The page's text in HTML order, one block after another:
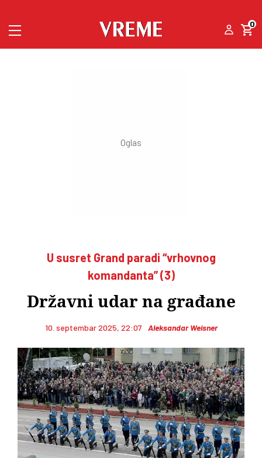
0
U susret Grand paradi “vrhovnog
komandanta” (3)
Državni udar na građane
10. septembar 2025, 22:07 Aleksandar Weisner